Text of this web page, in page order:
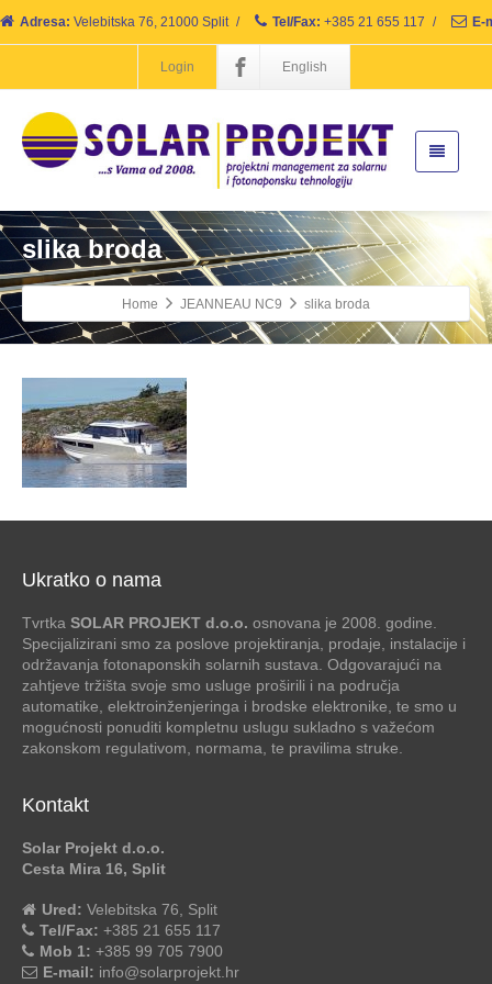
Adresa: Velebitska 76, 21000 Split / Tel/Fax: +385 21 655 117 / E-
Login English
slika broda
Home JEANNEAU NC9 slika broda
Ukratko o nama
Tvrtka SOLAR PROJEKT d.o.o. osnovana je 2008. godine.
Specijalizirani smo za poslove projektiranja, prodaje, instalacije i
održavanja fotonaponskih solarnih sustava. Odgovarajući na
zahtjeve tržišta svoje smo usluge proširili i na područja
automatike, elektroinženjeringa i brodske elektronike, te smo u
mogućnosti ponuditi kompletnu uslugu sukladno s važećom
zakonskom regulativom, normama, te pravilima struke.
Kontakt
Solar Projekt d.o.o.
Cesta Mira 16, Split
Ured: Velebitska 76, Split
Tel/Fax: +385 21 655 117
Mob 1: +385 99 705 7900
E-mail: info@solarprojekt.hr